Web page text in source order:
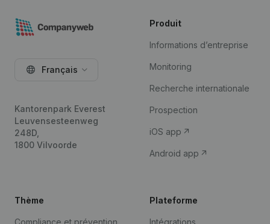
Français
Kantorenpark Everest
Leuvensesteenweg
248D,
1800 Vilvoorde
Produit
Informations d’entreprise
Monitoring
Recherche internationale
Prospection
iOS app
Android app
Thème
Compliance et prévention
Plateforme
Intégrations